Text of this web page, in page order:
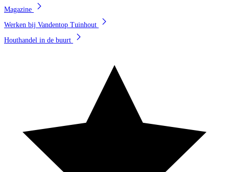
Magazine
Werken bij Vandentop Tuinhout
Houthandel in de buurt